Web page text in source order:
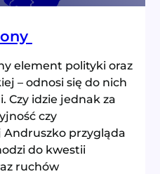
element polityki oraz
– odnosi się do nich
Czy idzie jednak za
czy
przygląda
do kwestii
ruchów